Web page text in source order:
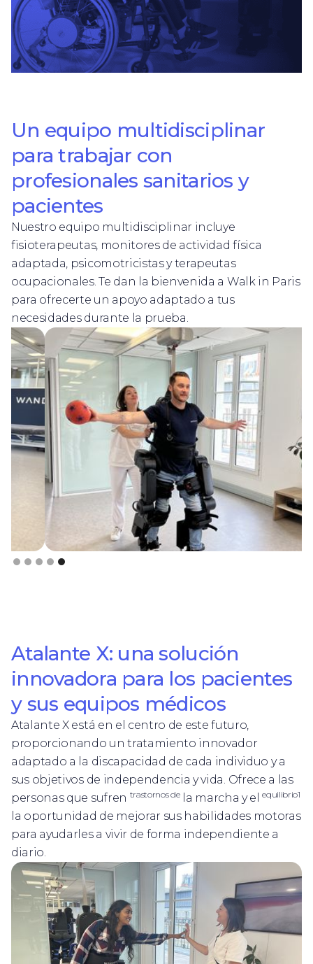
Un equipo multidisciplinar
para trabajar con
profesionales sanitarios y
pacientes
Nuestro equipo multidisciplinar incluye
fisioterapeutas, monitores de actividad física
adaptada, psicomotricistas y terapeutas
ocupacionales. Te dan la bienvenida a Walk in Paris
para ofrecerte un apoyo adaptado a tus
necesidades durante la prueba.
Slide 5 of 5.
Atalante X: una solución
innovadora para los pacientes
y sus equipos médicos
Atalante X está en el centro de este futuro,
proporcionando un tratamiento innovador
adaptado a la discapacidad de cada individuo y a
sus objetivos de independencia y vida. Ofrece a las
personas que sufren trastornos dela marcha y elequilibrio1
la oportunidad de mejorar sus habilidades motoras
para ayudarles a vivir de forma independiente a
diario.